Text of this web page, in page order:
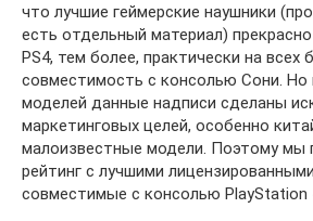
что лучшие геймерские наушники
есть отдельный материал)
PS4, тем более, практически на всех
совместимость с консолью Сони. Но
моделей данные надписи сделаны
маркетинговых целей, особенно
малоизвестные модели. Поэтому мы
рейтинг с лучшими
совместимые с консолью PlayStation